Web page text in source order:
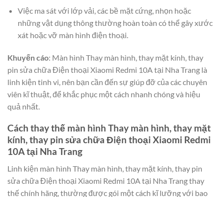
Việc ma sát với lớp vải, các bề mặt cứng, nhọn hoặc
những vật dụng thông thường hoàn toàn có thể gây xước
xát hoặc vỡ màn hình điện thoại.
Khuyến cáo: Màn hình Thay màn hình, thay mặt kính, thay
pin sửa chữa Điện thoại Xiaomi Redmi 10A tại Nha Trang là
linh kiện tinh vi, nên bạn cần đến sự giúp đỡ của các chuyên
viên kĩ thuật, để khắc phục một cách nhanh chóng và hiệu
quả nhất.
Cách thay thế màn hình Thay màn hình, thay mặt
kính, thay pin sửa chữa Điện thoại Xiaomi Redmi
10A tại Nha Trang
Linh kiện màn hình Thay màn hình, thay mặt kính, thay pin
sửa chữa Điện thoại Xiaomi Redmi 10A tại Nha Trang thay
thế chính hãng, thường được gói một cách kĩ lưỡng với bao